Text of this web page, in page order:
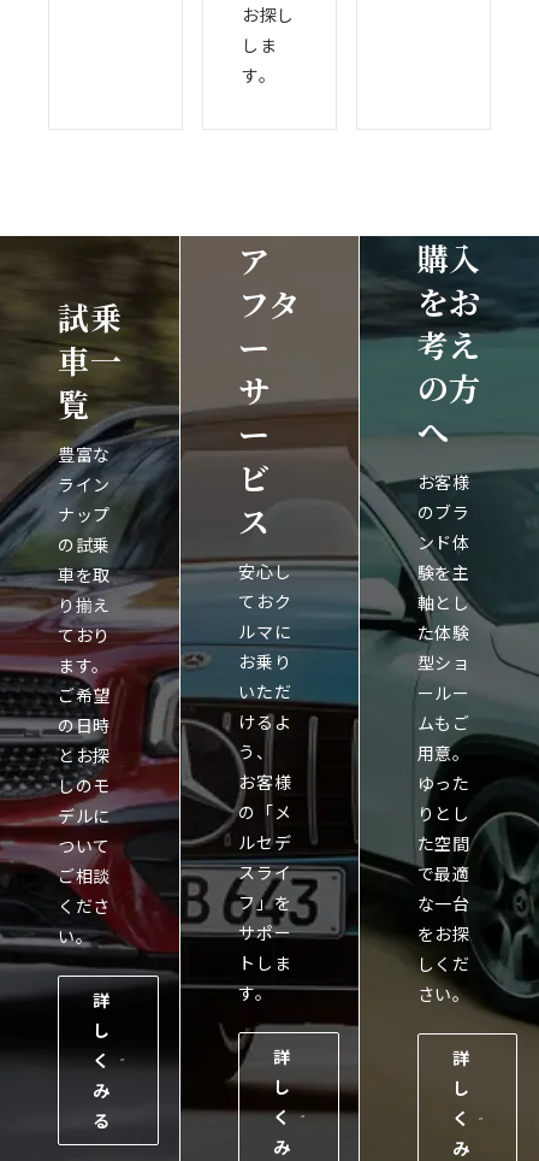
お探し
しま
す。
試乗
車一
覧
豊富な
ライン
ナップ
の試乗
車を取
り揃え
ており
ます。
ご希望
の日時
とお探
しのモ
デルに
ついて
ご相談
くださ
い。
詳
し
く
み
る
ア
フタ
ー
サ
ー
ビ
ス
安心し
ておク
ルマに
お乗り
いただ
けるよ
う、
お客様
の「メ
ルセデ
スライ
フ」を
サポー
トしま
す。
詳
し
く
み
購入
をお
考え
の方
へ
お客様
のブラ
ンド体
験を主
軸とし
た体験
型ショ
ールー
ムもご
用意。
ゆった
りとし
た空間
で最適
な一台
をお探
しくだ
さい。
詳
し
く
み